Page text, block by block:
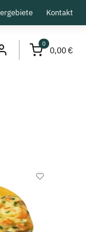
Kontakt
0
0,00 €